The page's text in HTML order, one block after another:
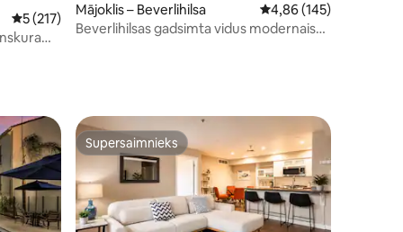
208
Vidējais vērtējums: 5 no 5, atsauksmju skaits: 217
5 (217)
Mājoklis – Beverlihilsa Vidējais vērtējums:
4,86 (145)
Beverlihilsas gadsimta vidus modernais
Supersaimnieks
Supersaimnieks